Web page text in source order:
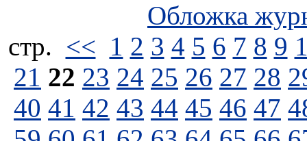
Обложка
стp. << 1 2 3 4 5 6 7 8 9
21 22 23 24 25 26 27 28
40 41 42 43 44 45 46 47